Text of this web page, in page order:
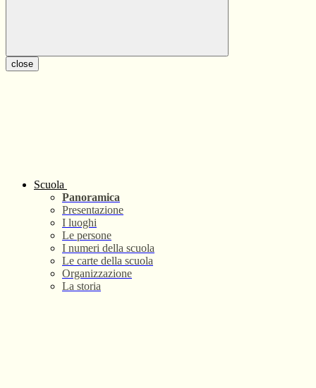
close
Scuola
Panoramica
Presentazione
I luoghi
Le persone
I numeri della scuola
Le carte della scuola
Organizzazione
La storia